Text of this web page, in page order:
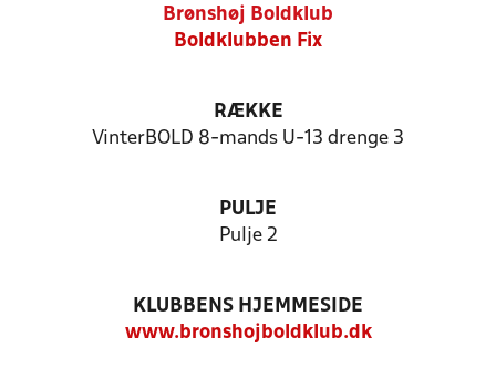
Brønshøj Boldklub
Boldklubben Fix
RÆKKE
VinterBOLD 8-mands U-13 drenge 3
PULJE
Pulje 2
KLUBBENS HJEMMESIDE
www.bronshojboldklub.dk